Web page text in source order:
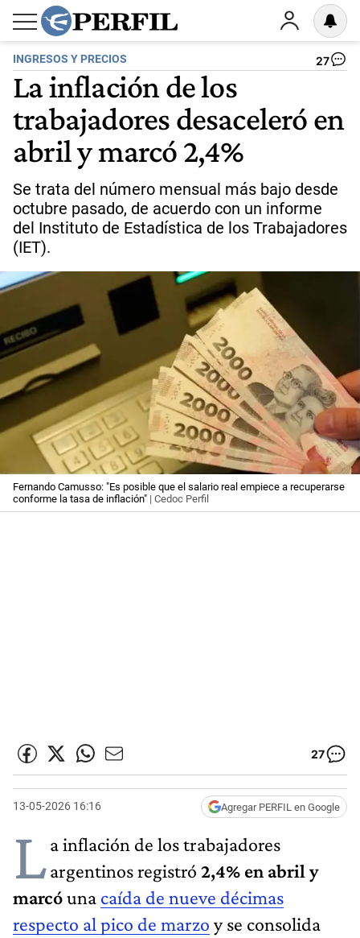
INGRESOS Y PRECIOS 27
La inflación de los
trabajadores desaceleró en
abril y marcó 2,4%
Se trata del número mensual más bajo desde
octubre pasado, de acuerdo con un informe
del Instituto de Estadística de los Trabajadores
(IET).
Fernando Camusso: "Es posible que el salario real empiece a recuperarse
conforme la tasa de inflación" | Cedoc Perfil
27
13-05-2026 16:16 Agregar PERFIL en Google
La inflación de los trabajadores
argentinos registró 2,4% en abril y
marcóuna caída de nueve décimas
respecto al pico de marzo y se consolida